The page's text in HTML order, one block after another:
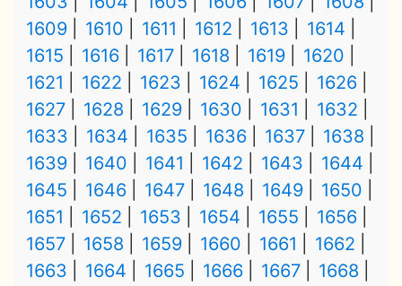
1609
1610 1611 1612 1613
1614
1615
1616 1617 1618 1619
1620
1621
1622 1623 1624 1625
1626
1627
1628 1629 1630 1631
1632
1633
1634 1635 1636 1637
1638
1639
1640 1641 1642 1643
1644
1645
1646 1647 1648 1649
1650
1651
1652 1653 1654 1655
1656
1657
1658 1659 1660 1661
1662
1663
1664 1665 1666 1667
1668